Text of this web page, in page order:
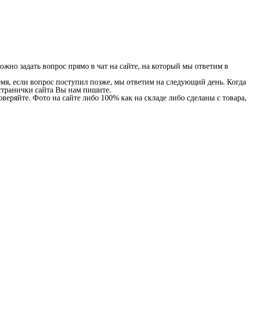
задать вопрос прямо в чат на сайте, на который мы ответим в
если вопрос поступил позже, мы ответим на следующий день. Когда
сайта Вы нам пишите.
Фото на сайте либо 100% как на складе либо сделаны с товара,